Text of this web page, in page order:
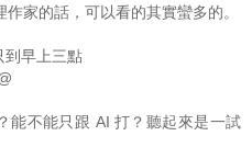
家的話，可以看的其實蠻多的。
到早上三點
能不能只跟 AI 打？聽起來是一試